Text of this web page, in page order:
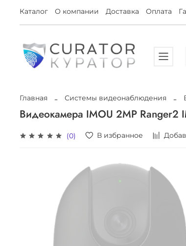
Каталог О компании Доставка Оплата
Главная Системы видеонаблюдения
Видеокамера IMOU 2MP Ranger2
(0) В избранное